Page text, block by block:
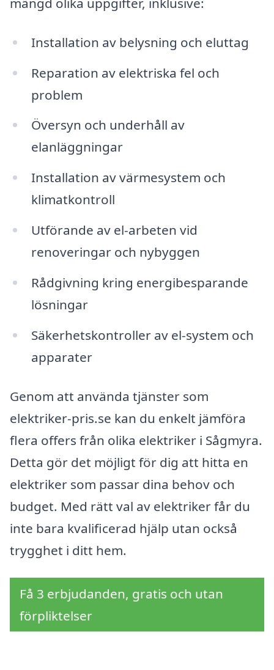
Installation av belysning och eluttag
Reparation av elektriska fel och
problem
Översyn och underhåll av
elanläggningar
Installation av värmesystem och
klimatkontroll
Utförande av el-arbeten vid
renoveringar och nybyggen
Rådgivning kring energibesparande
lösningar
Säkerhetskontroller av el-system och
apparater
Genom att använda tjänster som
elektriker-pris.se kan du enkelt jämföra
flera offers från olika elektriker i Sågmyra.
Detta gör det möjligt för dig att hitta en
elektriker som passar dina behov och
budget. Med rätt val av elektriker får du
inte bara kvalificerad hjälp utan också
trygghet i ditt hem.
Få 3 erbjudanden, gratis och utan
förpliktelser